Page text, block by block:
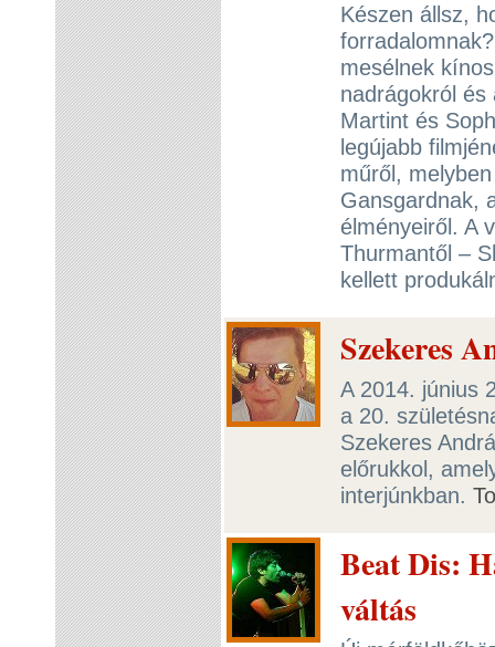
Készen állsz,
mesélnek
nadrágokról és
Martint és
legújabb
műről,
Gansgardnak,
élményeiről. A
Thurmantől –
kellett
Szekeres
A 2014. június
a 20.
Szekeres
előrukkol,
interjúnkban.
Beat Dis:
váltás